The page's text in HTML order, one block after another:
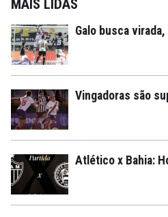
MAIS LIDAS
Galo busca
Vingadoras são
Atlético x Bahia: